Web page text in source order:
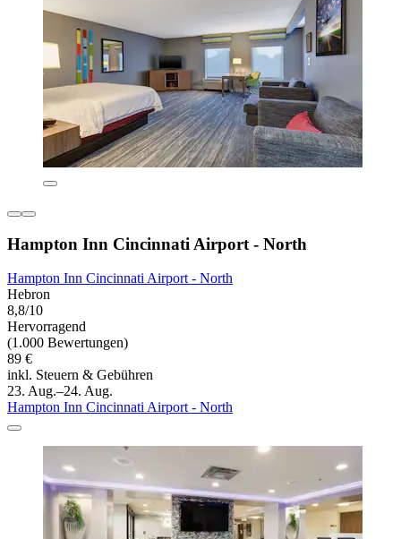
Hampton Inn Cincinnati Airport - North
Hampton Inn Cincinnati Airport - North
Hebron
8,8/10
Hervorragend
(1.000 Bewertungen)
89 €
inkl. Steuern & Gebühren
23. Aug.–24. Aug.
Hampton Inn Cincinnati Airport - North